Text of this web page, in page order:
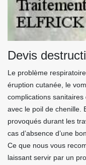
Devis
Le problème
éruption cutanée, le
complications
avec le poil de chenille.
provoqués durant les
cas d’absence d’une
Ce que nous vous
laissant servir par un